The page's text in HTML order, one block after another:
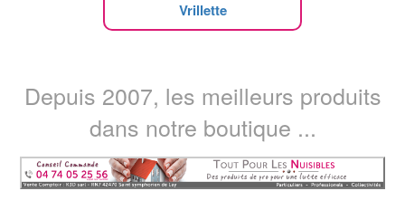
Vrillette
Depuis 2007, les meilleurs produits
dans notre boutique ...